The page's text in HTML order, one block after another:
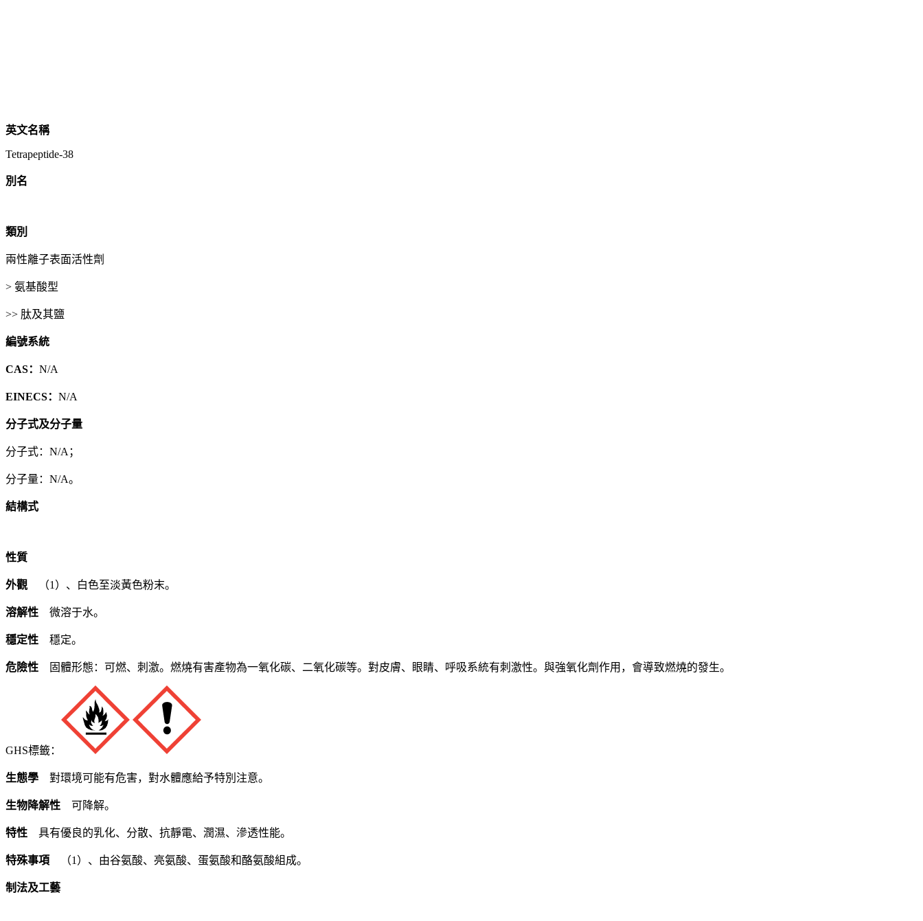
英文名稱
Tetrapeptide-38
別名
類別
兩性離子表面活性劑
> 氨基酸型
>> 肽及其鹽
編號系統
CAS： N/A
EINECS： N/A
分子式及分子量
分子式：N/A；
分子量：N/A。
結構式
性質
外觀 （1）、白色至淡黃色粉末。
溶解性 微溶于水。
穩定性 穩定。
危險性 固體形態：可燃、刺激。燃燒有害產物為一氧化碳、二氧化碳等。對皮膚、眼睛、呼吸系統有刺激性。與強氧化劑作用，會導致燃燒的發生。
GHS標籤：
生態學 對環境可能有危害，對水體應給予特別注意。
生物降解性 可降解。
特性 具有優良的乳化、分散、抗靜電、潤濕、滲透性能。
特殊事項 （1）、由谷氨酸、亮氨酸、蛋氨酸和酪氨酸組成。
制法及工藝